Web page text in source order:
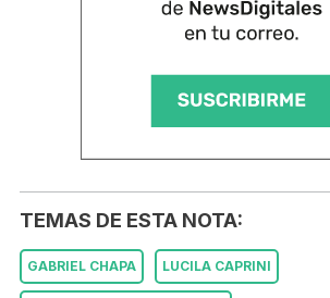
TEMAS DE ESTA NOTA:
GABRIEL CHAPA LUCILA CAPRINI